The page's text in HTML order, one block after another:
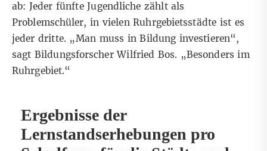
ab: Jeder fünfte Jugendliche zählt als
Problemschüler, in vielen Ruhrgebietsstädte ist es
jeder dritte. „Man muss in Bildung investieren“,
sagt Bildungsforscher Wilfried Bos. „Besonders im
Ruhrgebiet.“
Ergebnisse der
Lernstandserhebungen pro